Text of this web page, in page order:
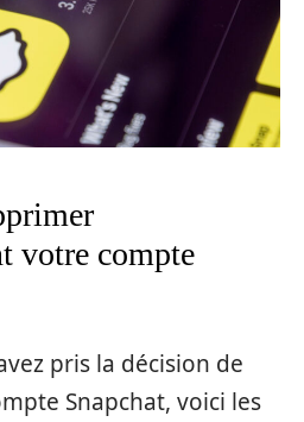
votre compte
pris la décision de
Snapchat, voici les